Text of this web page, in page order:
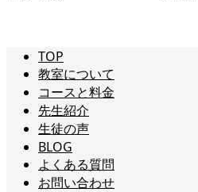
TOP
教室について
コースと料金
先生紹介
生徒の声
BLOG
よくある質問
お問い合わせ